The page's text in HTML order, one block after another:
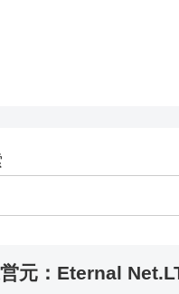
元：Eternal